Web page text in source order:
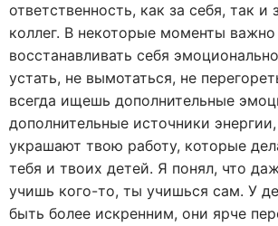
ответственность, как за себя, так и
коллег. В некоторые моменты
восстанавливать себя
устать, не вымотаться, не
всегда ищешь дополнительные
дополнительные источники
украшают твою работу, которые
тебя и твоих детей. Я понял, что
учишь кого-то, ты учишься сам. У
быть более искренним, они ярче